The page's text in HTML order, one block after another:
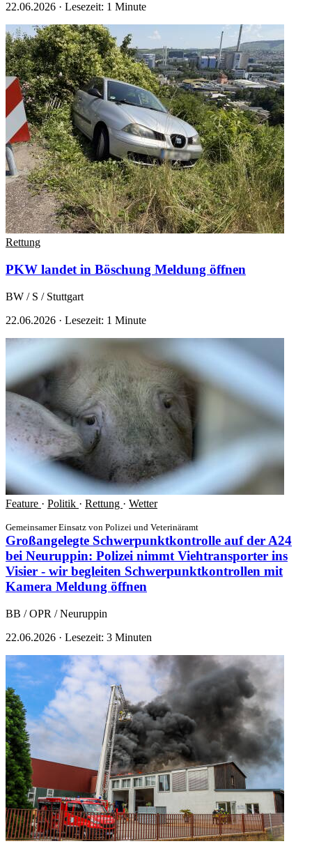
22.06.2026 · Lesezeit: 1 Minute
Rettung
PKW landet in Böschung Meldung öffnen
BW / S / Stuttgart
22.06.2026 · Lesezeit: 1 Minute
Feature · Politik · Rettung · Wetter
Gemeinsamer Einsatz von Polizei und Veterinäramt
Großangelegte Schwerpunktkontrolle auf der A24
bei Neuruppin: Polizei nimmt Viehtransporter ins
Visier - wir begleiten Schwerpunktkontrollen mit
Kamera Meldung öffnen
BB / OPR / Neuruppin
22.06.2026 · Lesezeit: 3 Minuten